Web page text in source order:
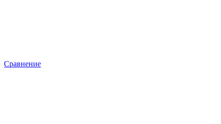
Сравнение